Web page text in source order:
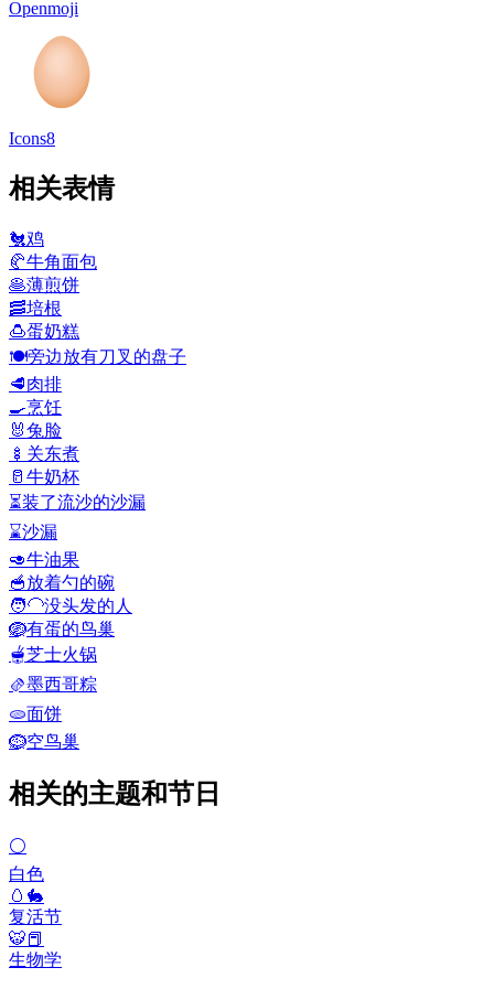
Openmoji
Icons8
相关表情
🐔鸡
🥐牛角面包
🥞薄煎饼
🥓培根
🍮蛋奶糕
🍽️旁边放有刀叉的盘子
🥩肉排
🍳烹饪
🐰兔脸
🍢 关东煮
🥛 牛奶杯
⏳装了流沙的沙漏
⌛沙漏
🥑牛油果
🥣放着勺的碗
🧑‍🦲没头发的人
🪺有蛋的鸟巢
🫕芝士火锅
🫔墨西哥粽
🫓面饼
🪹空鸟巢
相关的主题和节日
⚪
白色
🥚🐇
复活节
🐯📕
生物学